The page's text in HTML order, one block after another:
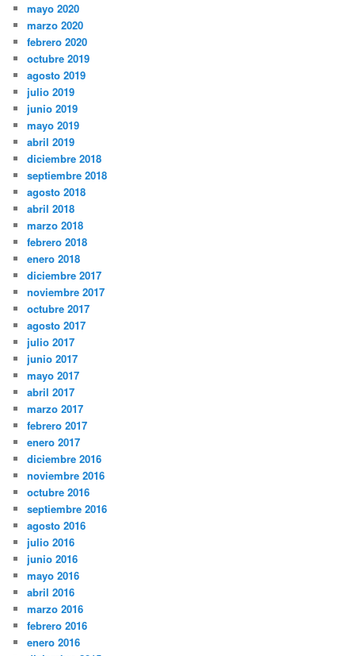
mayo 2020
marzo 2020
febrero 2020
octubre 2019
agosto 2019
julio 2019
junio 2019
mayo 2019
abril 2019
diciembre 2018
septiembre 2018
agosto 2018
abril 2018
marzo 2018
febrero 2018
enero 2018
diciembre 2017
noviembre 2017
octubre 2017
agosto 2017
julio 2017
junio 2017
mayo 2017
abril 2017
marzo 2017
febrero 2017
enero 2017
diciembre 2016
noviembre 2016
octubre 2016
septiembre 2016
agosto 2016
julio 2016
junio 2016
mayo 2016
abril 2016
marzo 2016
febrero 2016
enero 2016